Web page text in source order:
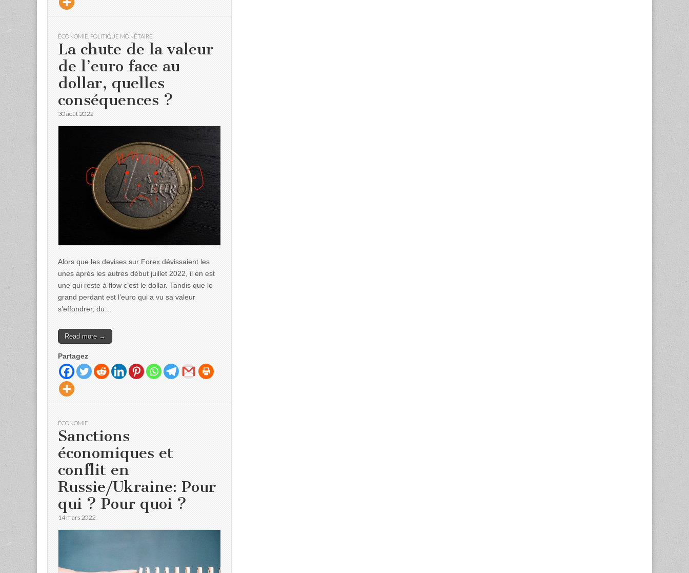
ÉCONOMIE POLITIQUE MONÉTAIRE
La chute de la valeur
de l’euro face au
dollar, quelles
conséquences ?
30 août 2022
Alors que les devises sur Forex dévissaient les
unes après les autres début juillet 2022, il en est
une qui reste à flow c’est le dollar. Tandis que le
grand perdant est l’euro qui a vu sa valeur
s’effondrer, du…
Read more →
Partagez
ÉCONOMIE
Sanctions
économiques et
conflit en
Russie/Ukraine: Pour
qui ? Pour quoi ?
14 mars 2022